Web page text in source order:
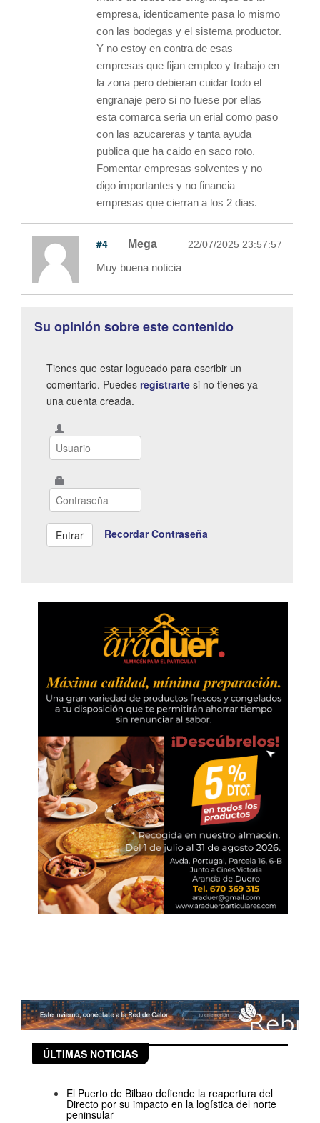
empresa, identicamente pasa lo mismo
con las bodegas y el sistema productor.
Y no estoy en contra de esas
empresas que fijan empleo y trabajo en
la zona pero debieran cuidar todo el
engranaje pero si no fuese por ellas
esta comarca seria un erial como paso
con las azucareras y tanta ayuda
publica que ha caido en saco roto.
Fomentar empresas solventes y no
digo importantes y no financia
empresas que cierran a los 2 dias.
#4 Mega 22/07/2025 23:57:57
Muy buena noticia
Su opinión sobre este contenido
Tienes que estar logueado para escribir un
comentario. Puedes registrarte si no tienes ya
una cuenta creada.
Recordar Contraseña
ÚLTIMAS NOTICIAS
El Puerto de Bilbao defiende la reapertura del
Directo por su impacto en la logística del norte
peninsular